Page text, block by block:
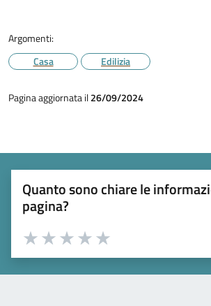
Argomenti:
Casa
Edilizia
Pagina aggiornata il26/09/2024
Quanto sono chiare le
pagina?
Valuta 5 stelle su 5
Valuta 4 stelle su 5
Valuta 3 stelle su 5
Valuta 2 stelle su 5
Valuta 1 stelle su 5